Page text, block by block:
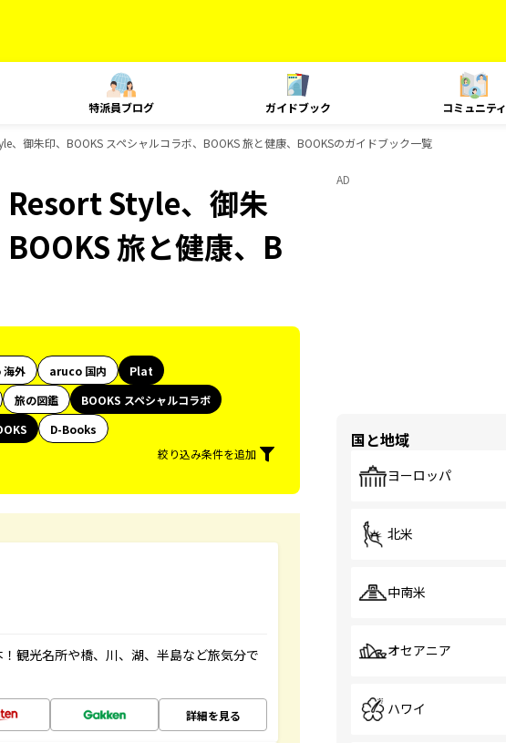
特派員ブログ ガイドブック コミュニティ
、御朱印、BOOKS スペシャルコラボ、BOOKS 旅と健康、BOOKSのガイドブック一覧
Resort Style、御朱
旅と健康、B
外 aruco 国内
Plat
旅の図鑑
BOOKS スペシャルコラボ
D-Books
絞り込み条件を追加
観光名所や橋、川、湖、半島など旅気分で
詳細を見る
AD
国と地域
ヨーロッパ
北米
中南米
オセアニア
ハワイ